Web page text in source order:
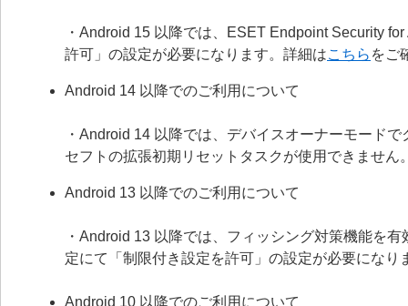
・Android 15 以降では、ESET Endpoint Security
許可」の設定が必要になります。詳細はこちら をご
Android 14 以降でのご利用について
・Android 14 以降では、デバイスオーナーモード
セフトの拡張初期リセットタスクが使用できません
Android 13 以降でのご利用について
・Android 13 以降では、フィッシング対策機能を
定にて「制限付き設定を許可」の設定が必要になり
Android 10 以降でのご利用について